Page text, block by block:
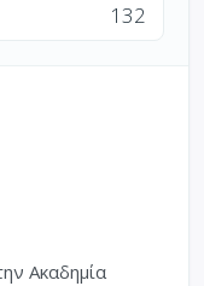
132
Ακαδημία